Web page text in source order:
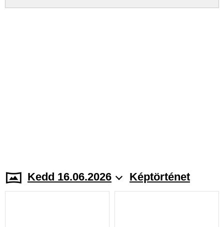
Kedd 16.06.2026 Képtörténet